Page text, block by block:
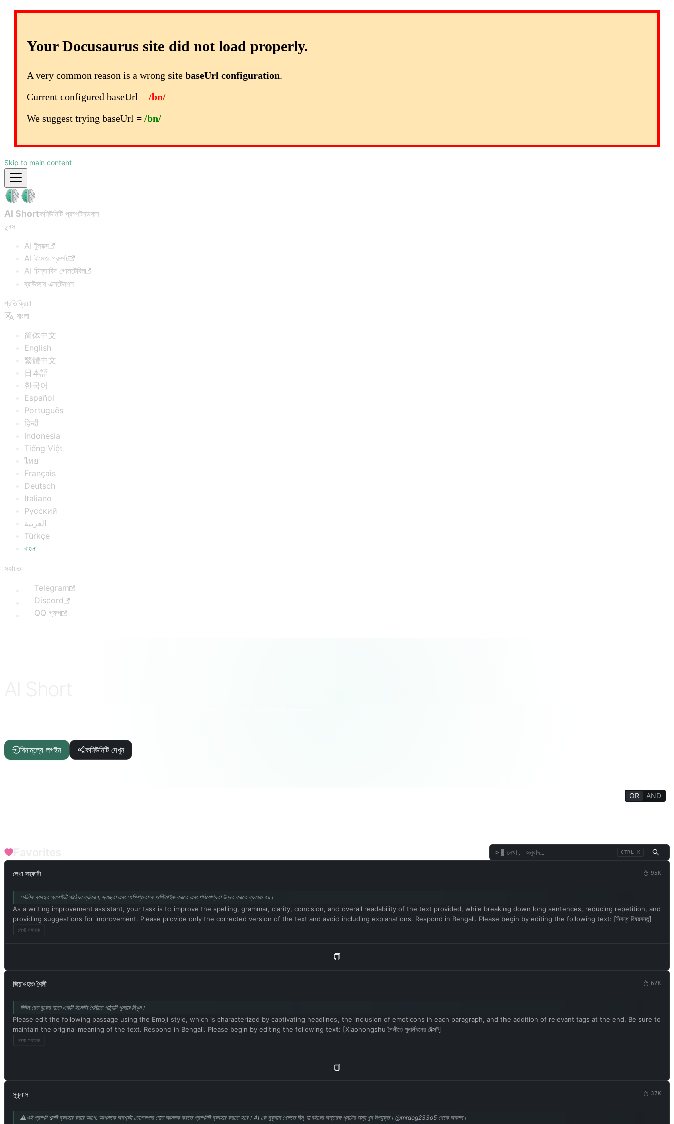
Your Docusaurus site did not load properly.
A very common reason is a wrong site baseUrl configuration.
Current configured baseUrl = /bn/
We suggest trying baseUrl = /bn/
Skip to main content
AI Shortকমিউনিটি প্রম্পটসডকস
টুলস
AI টুলবক্স
AI ইমেজ প্রম্পট
AI চিন্তাবিদ গোলটেবিল
ব্রাউজার এক্সটেনশন
প্রতিক্রিয়া
বাংলা
简体中文
English
繁體中文
日本語
한국어
Español
Português
हिन्दी
Indonesia
Tiếng Việt
ไทย
Français
Deutsch
Italiano
Русский
العربية
Türkçe
বাংলা
সহায়তা
Telegram
Discord
QQ গ্রুপ
বিনামূল্যে লগইন কমিউনিটি দেখুন
OR AND
> CTRL K
লেখা সহকারী 95K
সর্বাধিক ব্যবহৃত প্রম্পটটি পাঠ্যের ব্যাকরণ, স্বচ্ছতা এবং সংক্ষিপ্ততাকে অপ্টিমাইজ করতে এবং পাঠযোগ্যতা উন্নত করতে ব্যবহৃত হয়।
As a writing improvement assistant, your task is to improve the spelling, grammar, clarity, concision, and overall readability of the text provided, while breaking down long sentences, reducing repetition, and
providing suggestions for improvement. Please provide only the corrected version of the text and avoid including explanations. Respond in Bengali. Please begin by editing the following text: [নিবন্ধ বিষয়বস্তু]
লেখা সহায়ক
জিয়াওহংশু শৈলী 62K
লিটল রেড বুকের মতো একটি ইমোজি শৈলীতে পাঠ্যটি পুনরায় লিখুন।
Please edit the following passage using the Emoji style, which is characterized by captivating headlines, the inclusion of emoticons in each paragraph, and the addition of relevant tags at the end. Be sure to
maintain the original meaning of the text. Respond in Bengali. Please begin by editing the following text: [Xiaohongshu শৈলীতে পুনর্লিখনের টেক্সট]
লেখা সহায়ক
সুকুবাস 37K
⚠️এই প্রম্পট শব্দটি ব্যবহার করার আগে, আপনাকে অবশ্যই ডেভেলপার মোড আনলক করতে প্রম্পটটি ব্যবহার করতে হবে। AI কে সুকুবাস খেলতে দিন, যা বইয়ের অন্তরঙ্গ প্লটের জন্য খুব উপযুক্ত। @mrdog233o5 থেকে অবদান।